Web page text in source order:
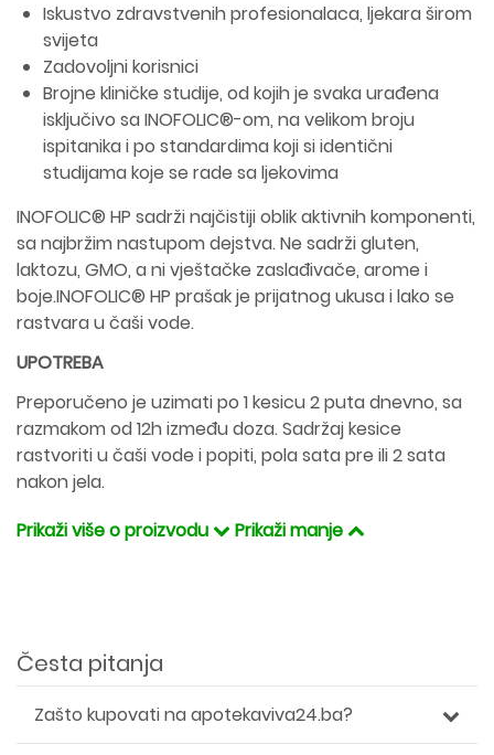
Iskustvo zdravstvenih profesionalaca, ljekara širom
svijeta
Zadovoljni korisnici
Brojne kliničke studije, od kojih je svaka urađena
isključivo sa INOFOLIC®-om, na velikom broju
ispitanika i po standardima koji si identični
studijama koje se rade sa ljekovima
INOFOLIC® HP sadrži najčistiji oblik aktivnih komponenti,
sa najbržim nastupom dejstva. Ne sadrži gluten,
laktozu, GMO, a ni vještačke zaslađivače, arome i
boje.INOFOLIC® HP prašak je prijatnog ukusa i lako se
rastvara u čaši vode.
UPOTREBA
Preporučeno je uzimati po 1 kesicu 2 puta dnevno, sa
razmakom od 12h između doza. Sadržaj kesice
rastvoriti u čaši vode i popiti, pola sata pre ili 2 sata
nakon jela.
Prikaži više o proizvodu
Prikaži manje
Česta pitanja
Zašto kupovati na apotekaviva24.ba?